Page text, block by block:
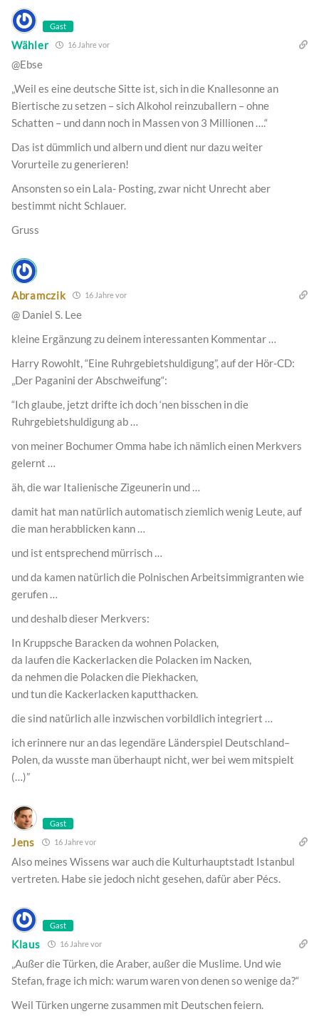
Gast
Wähler 16 Jahre vor
@Ebse
„Weil es eine deutsche Sitte ist, sich in die Knallesonne an
Biertische zu setzen – sich Alkohol reinzuballern – ohne
Schatten – und dann noch in Massen von 3 Millionen ….“
Das ist dümmlich und albern und dient nur dazu weiter
Vorurteile zu generieren!
Ansonsten so ein Lala- Posting, zwar nicht Unrecht aber
bestimmt nicht Schlauer.
Gruss
Abramczik 16 Jahre vor
@ Daniel S. Lee
kleine Ergänzung zu deinem interessanten Kommentar …
Harry Rowohlt, “Eine Ruhrgebietshuldigung”, auf der Hör-CD:
„Der Paganini der Abschweifung“:
“Ich glaube, jetzt drifte ich doch ‘nen bisschen in die
Ruhrgebietshuldigung ab …
von meiner Bochumer Omma habe ich nämlich einen Merkvers
gelernt …
äh, die war Italienische Zigeunerin und …
damit hat man natürlich automatisch ziemlich wenig Leute, auf
die man herabblicken kann …
und ist entsprechend mürrisch …
und da kamen natürlich die Polnischen Arbeitsimmigranten wie
gerufen …
und deshalb dieser Merkvers:
In Kruppsche Baracken da wohnen Polacken,
da laufen die Kackerlacken die Polacken im Nacken,
da nehmen die Polacken die Piekhacken,
und tun die Kackerlacken kaputthacken.
die sind natürlich alle inzwischen vorbildlich integriert …
ich erinnere nur an das legendäre Länderspiel Deutschland–
Polen, da wusste man überhaupt nicht, wer bei wem mitspielt
(…)”
Gast
Jens 16 Jahre vor
Also meines Wissens war auch die Kulturhauptstadt Istanbul
vertreten. Habe sie jedoch nicht gesehen, dafür aber Pécs.
Gast
Klaus 16 Jahre vor
„Außer die Türken, die Araber, außer die Muslime. Und wie
Stefan, frage ich mich: warum waren von denen so wenige da?“
Weil Türken ungerne zusammen mit Deutschen feiern.